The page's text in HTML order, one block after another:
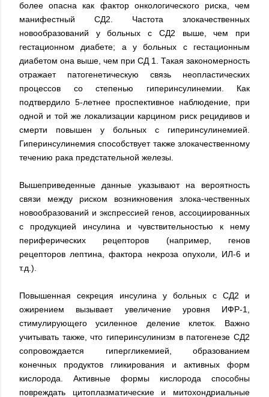
более опасна как фактор онкологического риска, чем
манифестный СД2. Частота злокачественных
новообразований у больных с СД2 выше, чем при
гестационном диабете; а у больных с гестационным
диабетом она выше, чем при СД 1. Такая закономерность
отражает патогенетическую связь неопластических
процессов со степенью гиперинсулинемии. Как
подтвердило 5-летнее проспективное наблюдение, при
одной и той же локализации карцином риск рецидивов и
смерти повышен у больных с гиперинсулинемией.
Гиперинсулинемия способствует также злокачественному
течению рака предстательной железы.
Вышеприведенные данные указывают на вероятность
связи между риском возникновения злока-чественных
новообразований и экспрессией генов, ассоциированных
с продукцией инсулина и чувствительностью к нему
периферических рецепторов (например, генов
рецепторов лептина, фактора некроза опухоли, ИЛ-6 и
т.д.).
Повышенная секреция инсулина у больных с СД2 и
ожирением вызывает увеличение уровня ИФР-1,
стимулирующего усиленное деление клеток. Важно
учитывать также, что гиперинсулинизм в патогенезе СД2
сопровождается гипергликемией, образованием
конечных продуктов гликирования и активных форм
кислорода. Активные формы кислорода способны
повреждать цитоплазматические и митохондриальные